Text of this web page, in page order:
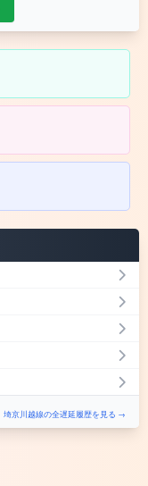
埼京川越線の全遅延履歴を見る →